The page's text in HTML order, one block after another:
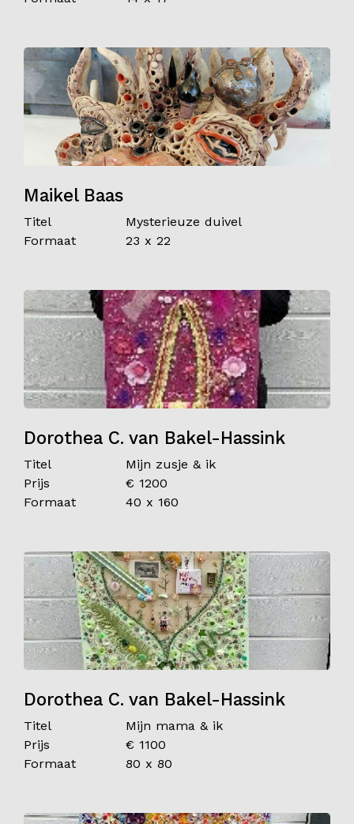
Maikel Baas
Titel
Mysterieuze duivel
Formaat
23 x 22
Dorothea C. van Bakel-Hassink
Titel
Mijn zusje & ik
Prijs
€ 1200
Formaat
40 x 160
Dorothea C. van Bakel-Hassink
Titel
Mijn mama & ik
Prijs
€ 1100
Formaat
80 x 80